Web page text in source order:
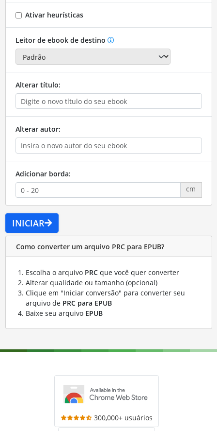
Ativar heurísticas
Leitor de ebook de destino
Alterar título:
Alterar autor:
Adicionar borda:
cm
INICIAR
Como converter um arquivo PRC para EPUB?
Escolha o arquivo PRCque você quer converter
Alterar qualidade ou tamanho (opcional)
Clique em "Iniciar conversão" para converter seu
arquivo de PRC para EPUB
Baixe seu arquivo EPUB
300,000+ usuários